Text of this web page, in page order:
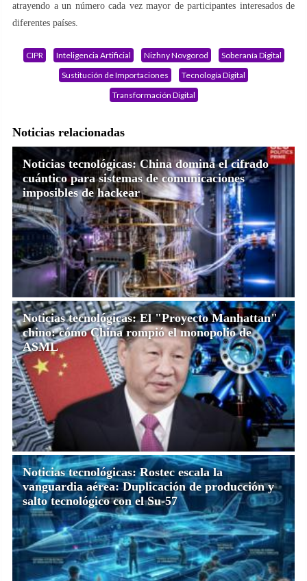
atrayendo a un número cada vez mayor de participantes interesados de
diferentes países.
CIPR Inteligencia Artificial Nizhny Novgorod
Soberanía Digital
Sustitución de Importaciones
Tecnología Digital
Transformación Digital
Noticias relacionadas
Noticias tecnológicas: China domina el cifrado
cuántico para sistemas de comunicaciones
imposibles de hackear
Noticias tecnológicas: El "Proyecto Manhattan"
chino: cómo China rompió el monopolio de
ASML
Noticias tecnológicas: Rostec escala la
vanguardia aérea: Duplicación de producción y
salto tecnológico con el Su-57